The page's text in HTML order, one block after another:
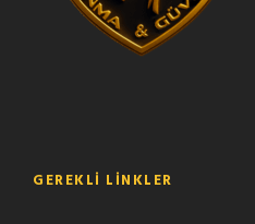
GEREKLI LINKLER